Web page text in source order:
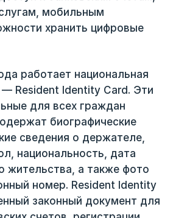
мобильным
хранить цифровые
работает национальная
— Resident Identity Card. Эти
для всех граждан
биографические
сведения о держателе,
национальность, дата
жительства, а также фото
номер. Resident Identity
законный документ для